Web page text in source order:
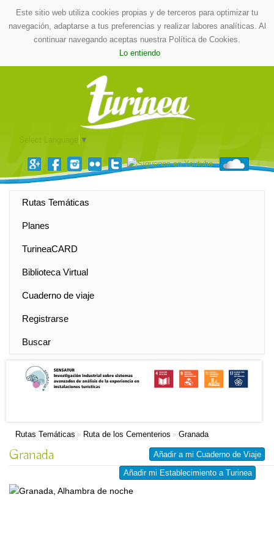
Este sitio web utiliza cookies propias y de terceros para optimizar tu
navegación, adaptarse a tus preferencias y realizar labores analíticas. Al
continuar navegando aceptas nuestra Política de Cookies.
Lo entiendo
▼
Rutas Temáticas
Planes
TurineaCARD
Biblioteca Virtual
Cuaderno de viaje
Registrarse
Buscar
Rutas Temáticas » Ruta de los Cementerios » Granada
Añadir a mi Cuaderno de Viaje
Añadir mi Establecimiento a Turinea
Granada